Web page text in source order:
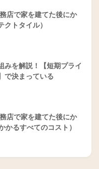
店で家を建てた後にか
トタイル）
みを解説！【短期プライ
で決まっている
店で家を建てた後にか
かるすべてのコスト）